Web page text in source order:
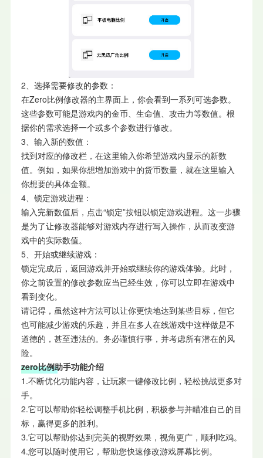
2、选择需要修改的参数：
在Zero比例修改器的主界面上，你会看到一系列可选参数。
这些参数可能是游戏内的金币、生命值、攻击力等数值。根
据你的需求选择一个或多个参数进行修改。
3、输入新的数值：
找到对应的修改栏，在这里输入你希望游戏内显示的新数
值。例如，如果你想增加游戏中的货币数量，就在这里输入
你想要的具体金额。
4、锁定游戏进程：
输入完新数值后，点击“锁定”按钮以锁定游戏进程。这一步骤
是为了让修改器能够对游戏内存进行写入操作，从而改变游
戏中的实际数值。
5、开始或继续游戏：
锁定完成后，返回游戏并开始或继续你的游戏体验。此时，
你之前设置的修改参数应当已经生效，你可以立即在游戏中
看到变化。
请记得，虽然这种方法可以让你更快地达到某些目标，但它
也可能减少游戏的乐趣，并且在多人在线游戏中这样做是不
道德的，甚至违法的。务必谨慎行事，并考虑所有潜在的风
险。
zero比例助手功能介绍
1.不断优化功能内容，让玩家一键修改比例，轻松挑战更多对
手。
2.它可以帮助你轻松调整手机比例，积极参与并瞄准自己的目
标，赢得更多的胜利。
3.它可以帮助你达到完美的视野效果，视角更广，顺利吃鸡。
4.您可以随时使用它，帮助您快速修改游戏屏幕比例。